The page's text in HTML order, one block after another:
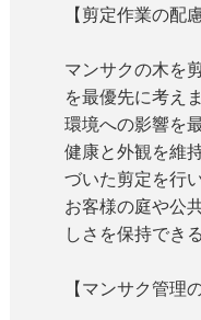
【剪定作業の配慮
マンサクの木を
を最優先に考えま
環境への影響を
健康と外観を維
づいた剪定を行い
お客様の庭や公
しさを保持でき
【マンサク管理